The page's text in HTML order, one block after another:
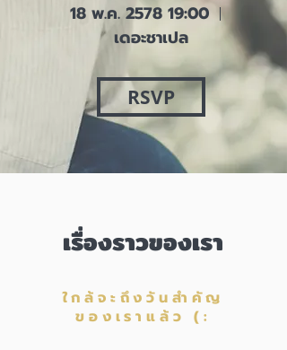
18 พ.ค. 2578 19:00
เดอะชาเปล
RSVP
เรื่องราวของเรา
ใกล้จะถึงวันสำคัญ
ของเราแล้ว (: